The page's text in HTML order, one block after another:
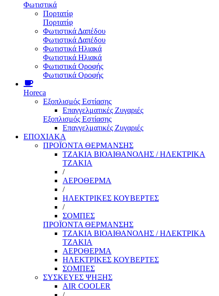
Φωτιστικά
Πορτατίφ
Πορτατίφ
Φωτιστικά Δαπέδου
Φωτιστικά Δαπέδου
Φωτιστικά Ηλιακά
Φωτιστικά Ηλιακά
Φωτιστικά Οροφής
Φωτιστικά Οροφής
Horeca
Εξοπλισμός Εστίασης
Επαγγελματικές Ζυγαριές
Εξοπλισμός Εστίασης
Επαγγελματικές Ζυγαριές
ΕΠΟΧΙΑΚΑ
ΠΡΟΪΟΝΤΑ ΘΕΡΜΑΝΣΗΣ
ΤΖΑΚΙΑ ΒΙΟΑΙΘΑΝΟΛΗΣ / ΗΛΕΚΤΡΙΚΑ
ΤΖΑΚΙΑ
/
ΑΕΡΟΘΕΡΜΑ
/
ΗΛΕΚΤΡΙΚΕΣ ΚΟΥΒΕΡΤΕΣ
/
ΣΟΜΠΕΣ
ΠΡΟΪΟΝΤΑ ΘΕΡΜΑΝΣΗΣ
ΤΖΑΚΙΑ ΒΙΟΑΙΘΑΝΟΛΗΣ / ΗΛΕΚΤΡΙΚΑ
ΤΖΑΚΙΑ
ΑΕΡΟΘΕΡΜΑ
ΗΛΕΚΤΡΙΚΕΣ ΚΟΥΒΕΡΤΕΣ
ΣΟΜΠΕΣ
ΣΥΣΚΕΥΕΣ ΨΗΞΗΣ
AIR COOLER